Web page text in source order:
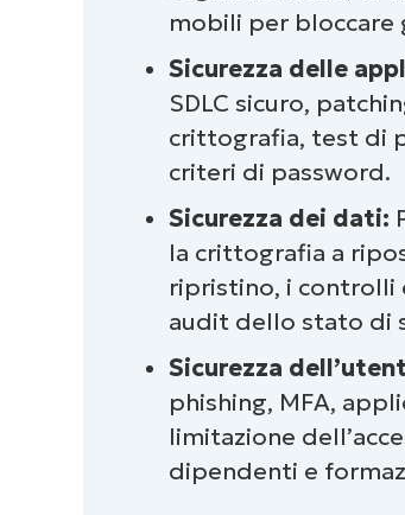
Proteggi le tue
Best practice di
Come NinjaOne
mobili per bloccare
Sicurezza delle
SDLC sicuro,
crittografia, test di
criteri di password.
Sicurezza dei dati:
la crittografia a
ripristino, i controlli
audit dello stato di
Sicurezza
phishing, MFA,
limitazione
dipendenti e